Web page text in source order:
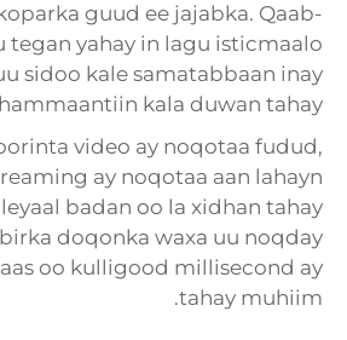
guud ee jajabka. Qaab-
tegan yahay in lagu isticmaalo
sidoo kale samatabbaan inay
kala duwan tahay.
video ay noqotaa fudud,
ay noqotaa aan lahayn
badan oo la xidhan tahay
doqonka waxa uu noqday
oo kulligood millisecond ay
tahay muhiim.